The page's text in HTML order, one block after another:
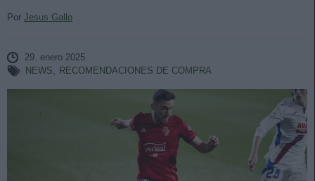
Por Jesus Gallo
29. enero 2025
NEWS, RECOMENDACIONES DE COMPRA